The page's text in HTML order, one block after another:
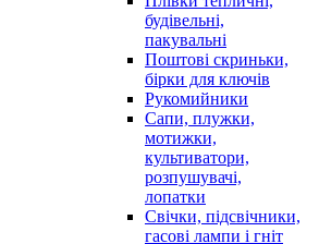
будівельні,
пакувальні
Поштові скриньки,
бірки для ключів
Рукомийники
Сапи, плужки,
мотижки,
культиватори,
розпушувачі,
лопатки
Свічки, підсвічники,
гасові лампи і гніт